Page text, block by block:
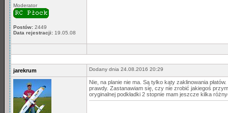
Moderator
Postów: 2449
Data rejestracji: 19.05.08
jarekrum Dodany dnia 24.08.2016 20:29
Nie, na planie nie ma. Są tylko kąty zaklinowania
prawdy. Zastanawiam się, czy nie zrobić jakiegoś
oryginalnej podkładki 2 stopnie mam jeszcze kilka